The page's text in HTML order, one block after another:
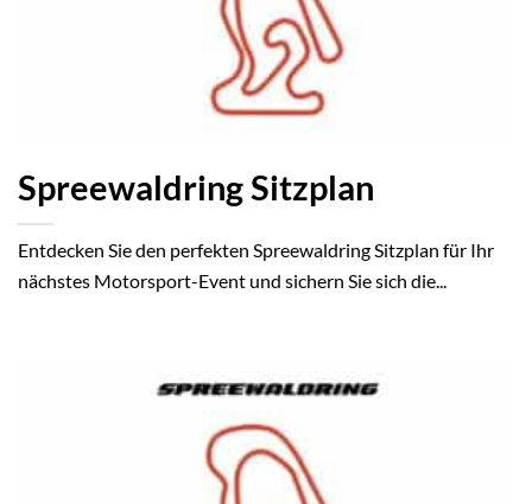
Spreewaldring Sitzplan
Entdecken Sie den perfekten Spreewaldring Sitzplan für Ihr
nächstes Motorsport-Event und sichern Sie sich die...